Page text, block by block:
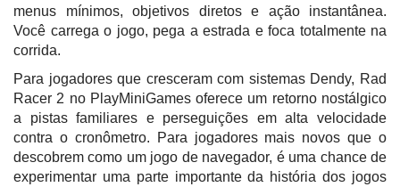
menus mínimos, objetivos diretos e ação instantânea.
Você carrega o jogo, pega a estrada e foca totalmente na
corrida.
Para jogadores que cresceram com sistemas Dendy, Rad
Racer 2 no PlayMiniGames oferece um retorno nostálgico
a pistas familiares e perseguições em alta velocidade
contra o cronômetro. Para jogadores mais novos que o
descobrem como um jogo de navegador, é uma chance de
experimentar uma parte importante da história dos jogos